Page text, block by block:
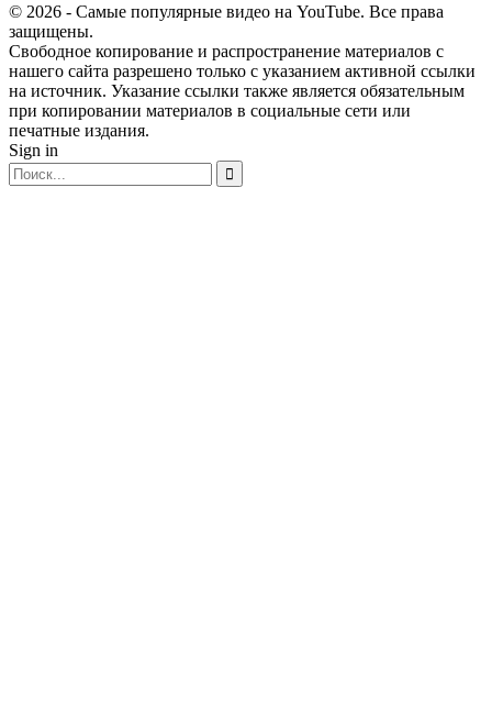
© 2026 - Самые популярные видео на YouTube. Все права
защищены.
Свободное копирование и распространение материалов с
нашего сайта разрешено только с указанием активной ссылки
на источник. Указание ссылки также является обязательным
при копировании материалов в социальные сети или
печатные издания.
Sign in